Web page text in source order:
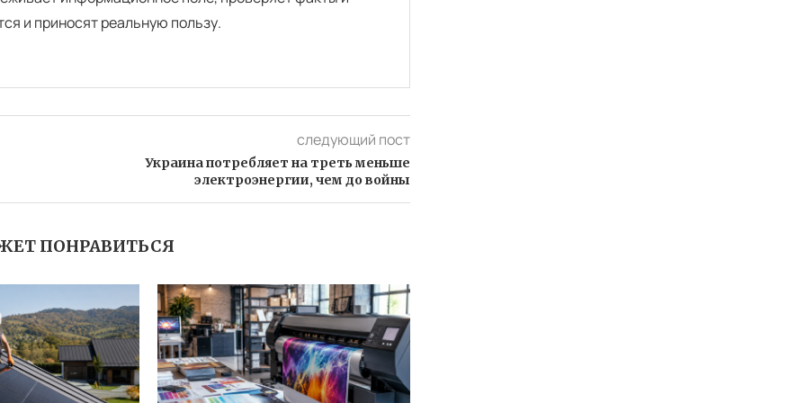
и приносят реальную пользу.
следующий пост
Украина потребляет на треть меньше
электроэнергии, чем до войны
ПОНРАВИТЬСЯ